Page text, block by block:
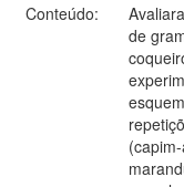
Conteúdo:
de